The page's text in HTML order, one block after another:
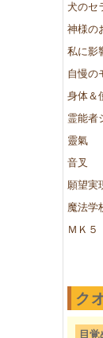
犬のセ
神様の
私に影
自慢の
身体＆
霊能者
靈氣
音叉
願望実
魔法学
ＭＫ５
ク
目